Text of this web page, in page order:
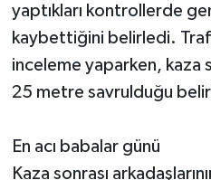
yaptıkları kontrollerde
kaybettiğini belirledi.
inceleme yaparken, kaza
25 metre savrulduğu
En acı babalar günü
Kaza sonrası